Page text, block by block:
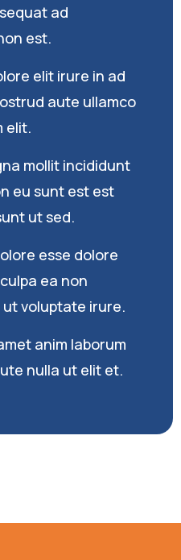
ad
est.
elit irure in ad
aute ullamco
elit.
mollit incididunt
eu sunt est est
ut sed.
esse dolore
ea non
voluptate irure.
anim laborum
nulla ut elit et.